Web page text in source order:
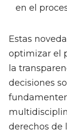
en el
Estas
optimizar el
la
decisiones
derechos de